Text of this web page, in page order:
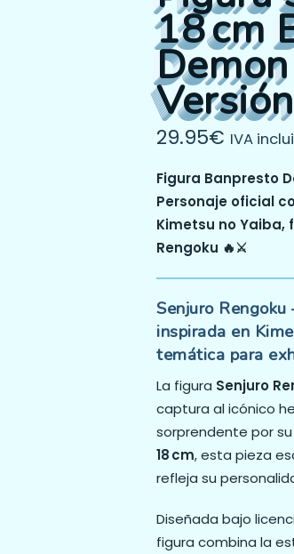
18 cm
29.95€ IVA
Figura Banpresto
Personaje oficial
Kimetsu no
Rengoku 🔥⚔️
Senjuro
inspirada en
temática para
La figura Senjuro
captura al icónico
sorprendente por
18 cm, esta pieza
refleja su
Diseñada bajo
figura combina la